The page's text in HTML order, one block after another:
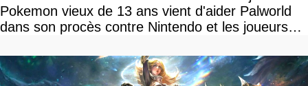
Pokemon vieux de 13 ans vient d'aider Palworld
dans son procès contre Nintendo et les joueurs